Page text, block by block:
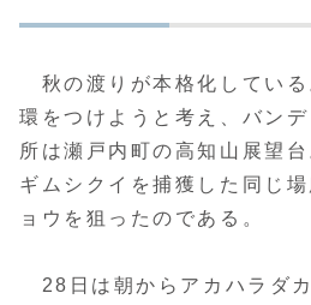
秋の渡りが本格化してい
環をつけようと考え、バン
所は瀬戸内町の高知山展望
ギムシクイを捕獲した同じ
ョウを狙ったのである。
28日は朝からアカハラダ